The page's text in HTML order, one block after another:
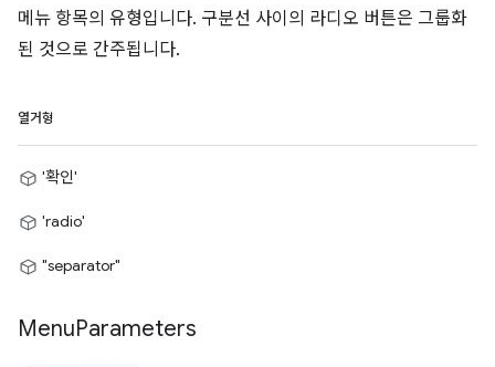
메뉴 항목의 유형입니다. 구분선 사이의 라디오 버튼은 그룹화
된 것으로 간주됩니다.
열거형
'확인'
'radio'
"separator"
MenuParameters